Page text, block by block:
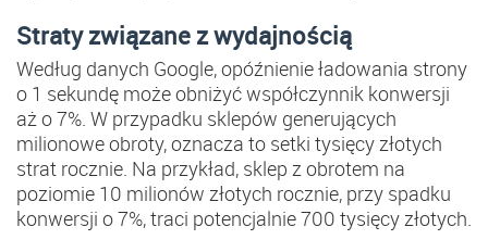
Straty związane z wydajnością
Według danych Google, opóźnienie ładowania strony
o 1 sekundę może obniżyć współczynnik konwersji
aż o 7%​. W przypadku sklepów generujących
milionowe obroty, oznacza to setki tysięcy złotych
strat rocznie. Na przykład, sklep z obrotem na
poziomie 10 milionów złotych rocznie, przy spadku
konwersji o 7%, traci potencjalnie 700 tysięcy złotych.